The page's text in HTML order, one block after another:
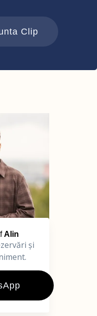
Clip
Alin
și